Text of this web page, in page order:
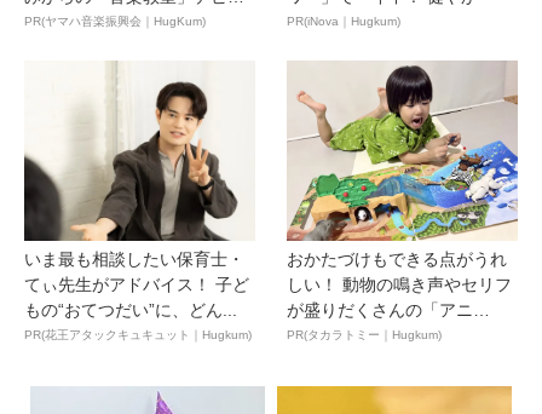
ュ...
PR(ヤマハ音楽振興会｜HugKum) PR(iNova｜Hugkum)
いま最も相談したい保育士・
てぃ先生がアドバイス！ 子ど
もの“おてつだい”に、どん...
PR(花王アタックキュキュット｜Hugkum)
おかたづけもできる点がうれ
しい！ 動物の鳴き声やセリフ
が盛りだくさんの「アニ
ア ...
PR(タカラトミー｜Hugkum)